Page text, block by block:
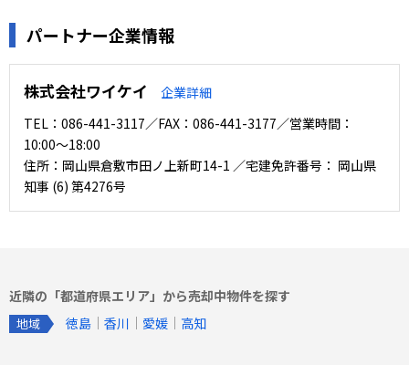
パートナー企業情報
株式会社ワイケイ
企業詳細
TEL：086-441-3117／FAX：086-441-3177／営業時間：
10:00〜18:00
住所：岡山県倉敷市田ノ上新町14-1 ／宅建免許番号： 岡山県
知事 (6) 第4276号
近隣の「都道府県エリア」から売却中物件を探す
地域 徳島 香川 愛媛 高知